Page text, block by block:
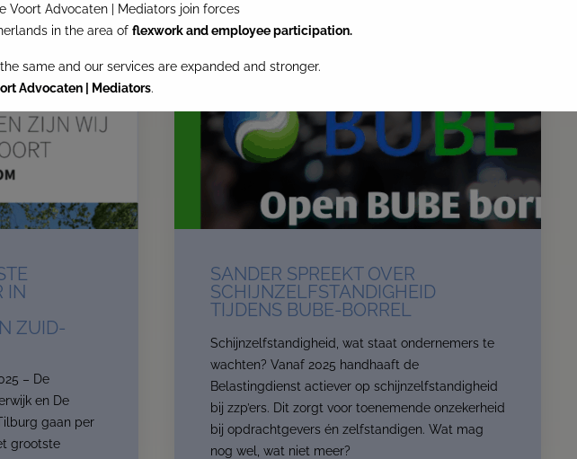
IN
ZUID-
– De
en De
gaan per
grootste
SANDER SPREEKT OVER
SCHIJNZELFSTANDIGHEID
TIJDENS BUBE-BORREL
Schijnzelfstandigheid, wat staat ondernemers te
wachten? Vanaf 2025 handhaaft de
Belastingdienst actiever op schijnzelfstandigheid
bij zzp’ers. Dit zorgt voor toenemende onzekerheid
bij opdrachtgevers én zelfstandigen. Wat mag
nog wel, wat niet meer?
Voort Advocaten | Mediators join forces
in the area of flexwork and employee participation.
same and our services are expanded and stronger.
Advocaten | Mediators.
accessible to our clients.
us